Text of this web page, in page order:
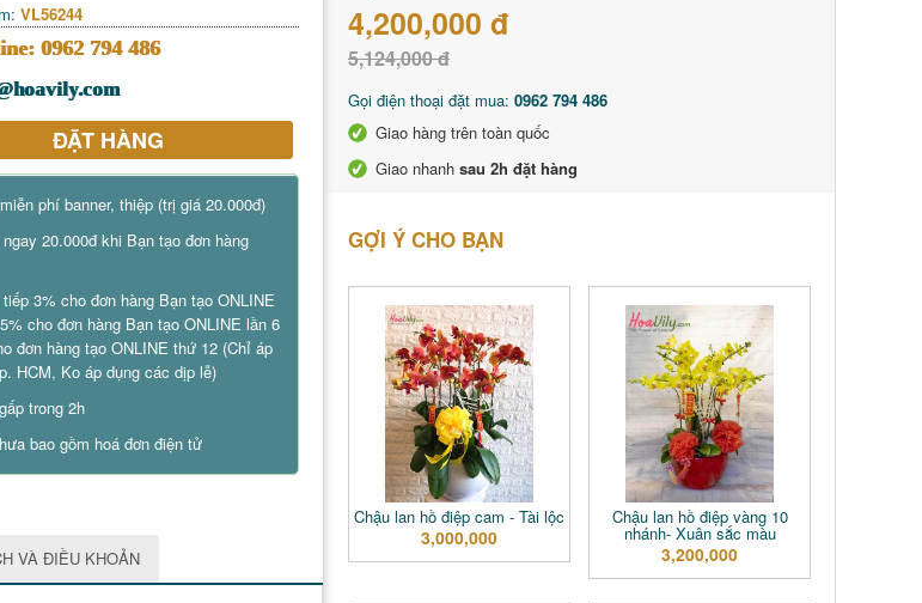
VL56244
0962 794 486
ĐẶT HÀNG
phí banner, thiệp (trị giá 20.000đ)
20.000đ khi Bạn tạo đơn hàng
3% cho đơn hàng Bạn tạo ONLINE
cho đơn hàng Bạn tạo ONLINE lần 6
đơn hàng tạo ONLINE thứ 12 (Chỉ áp
HCM, Ko áp dụng các dịp lễ)
trong 2h
bao gồm hoá đơn điện tử
VÀ ĐIỀU KHOẢN
4,200,000 đ
5,124,000 đ
Gọi điện thoại đặt mua: 0962 794 486
Giao hàng trên toàn quốc
Giao nhanh sau 2h đặt hàng
GỢI Ý CHO BẠN
Chậu lan hồ điệp cam - Tài lộc
3,000,000
Chậu lan hồ điệp vàng 10
nhánh- Xuân sắc màu
3,200,000